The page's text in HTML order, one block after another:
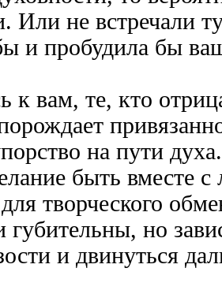
Или не встречали
и пробудила бы
к вам, те, кто
на пути
быть вместе
творческого
губительны, но
и двинуться